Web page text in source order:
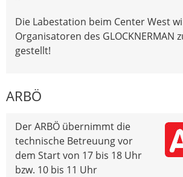
Die Labestation beim Center West
Organisatoren des GLOCKNERMAN
gestellt!
ARBÖ
Der ARBÖ übernimmt die
technische Betreuung vor
dem Start von 17 bis 18 Uhr
bzw. 10 bis 11 Uhr